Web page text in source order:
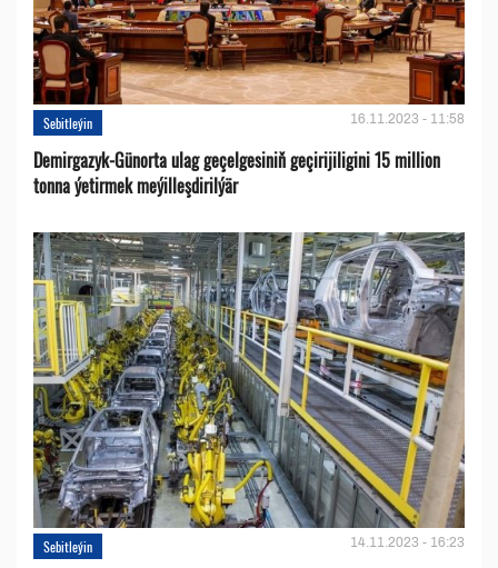
Sebitleýin 16.11.2023 - 11:58
Demirgazyk-Günorta ulag geçelgesiniň geçirijiligini 15 million
tonna ýetirmek meýilleşdirilýär
Sebitleýin 14.11.2023 - 16:23